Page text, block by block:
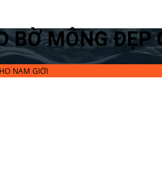
BỜ MÔNG ĐẸP
NAM GIỚI